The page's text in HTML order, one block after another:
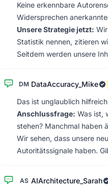
Keine erkennbare
Widersprechen
Unsere Strategie jetzt:
Statistik nennen, zitieren
Seitdem werden unsere
DM DataAccuracy_Mike
Das ist unglaublich
Anschlussfrage: Was ist,
stehen? Manchmal haben
Wir sehen, dass unsere
Autoritätssignale haben.
AS AIArchitecture_Sarah